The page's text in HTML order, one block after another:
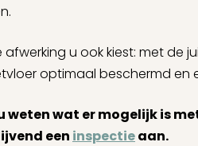
afwerking u ook kiest: met de
optimaal beschermd en
weten wat er mogelijk is
een inspectieaan.